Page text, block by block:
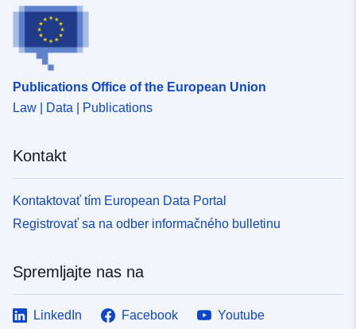
Publications Office of the European Union
Law | Data | Publications
Kontakt
Kontaktovať tím European Data Portal
Registrovať sa na odber informačného bulletinu
Spremljajte nas na
LinkedIn Facebook
Youtube